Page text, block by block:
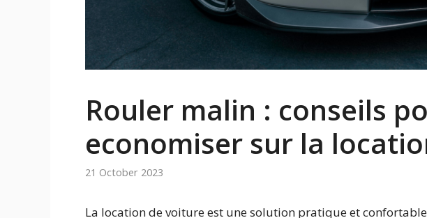
Rouler malin : conseils
economiser sur la
21 October 2023
La location de voiture est une solution pratique et